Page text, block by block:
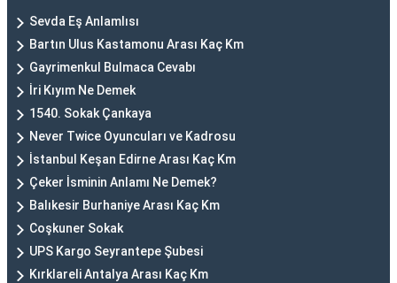
Sevda Eş Anlamlısı
Bartın Ulus Kastamonu Arası Kaç Km
Gayrimenkul Bulmaca Cevabı
İri Kıyım Ne Demek
1540. Sokak Çankaya
Never Twice Oyuncuları ve Kadrosu
İstanbul Keşan Edirne Arası Kaç Km
Çeker İsminin Anlamı Ne Demek?
Balıkesir Burhaniye Arası Kaç Km
Coşkuner Sokak
UPS Kargo Seyrantepe Şubesi
Kırklareli Antalya Arası Kaç Km